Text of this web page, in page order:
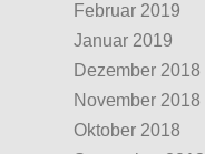
Februar 2019
Januar 2019
Dezember 2018
November 2018
Oktober 2018